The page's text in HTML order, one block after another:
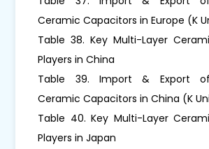
Ceramic Capacitors in Europe (K
Table 38. Key Multi-Layer
Players in China
Table 39. Import & Export
Ceramic Capacitors in China (K
Table 40. Key Multi-Layer
Players in Japan